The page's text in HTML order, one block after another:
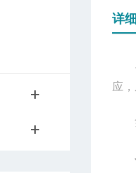
详
应
氮